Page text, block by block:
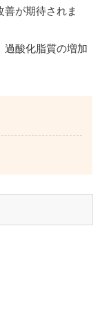
が期待されま
過酸化脂質の増加